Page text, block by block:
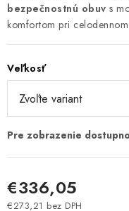
bezpečnostnú obuv s
komfortom pri
Veľkosť
€336,05
€273,21 bez DPH